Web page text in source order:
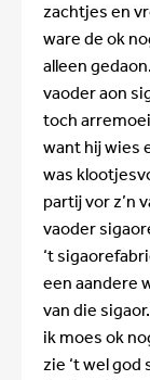
zachtjes en
ware de ok
alleen
vaoder aon
toch
want hij wies
was
partij vor z’n
vaoder
‘t
een aandere
van die
ik moes ok
zie ‘t wel